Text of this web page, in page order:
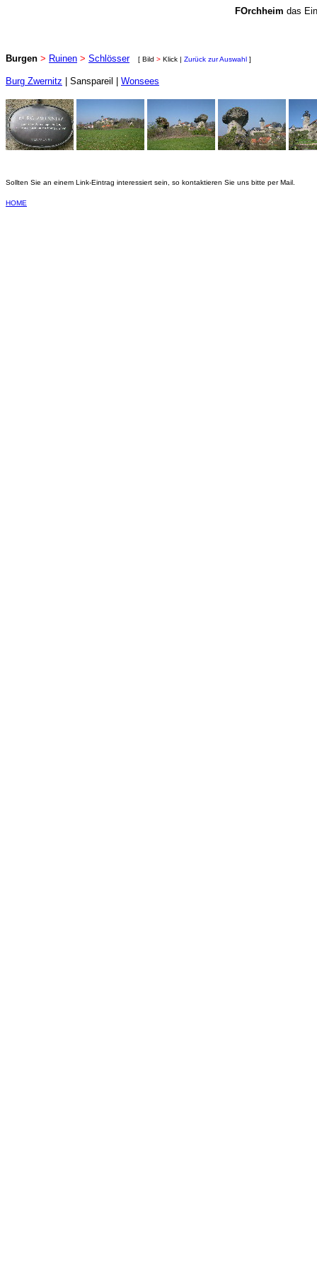
FOrchheim das
Burgen > Ruinen > Schlösser [ Bild > Klick | Zurück zur Auswahl ]
Burg Zwernitz | Sanspareil | Wonsees
Sollten Sie an einem Link-Eintrag interessiert sein, so kontaktieren Sie uns bitte per Mail.
HOME